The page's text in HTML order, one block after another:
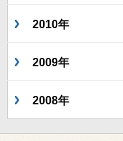
2010年
2009年
2008年